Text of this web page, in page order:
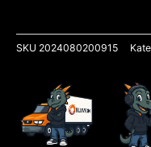
SKU 2024080200915